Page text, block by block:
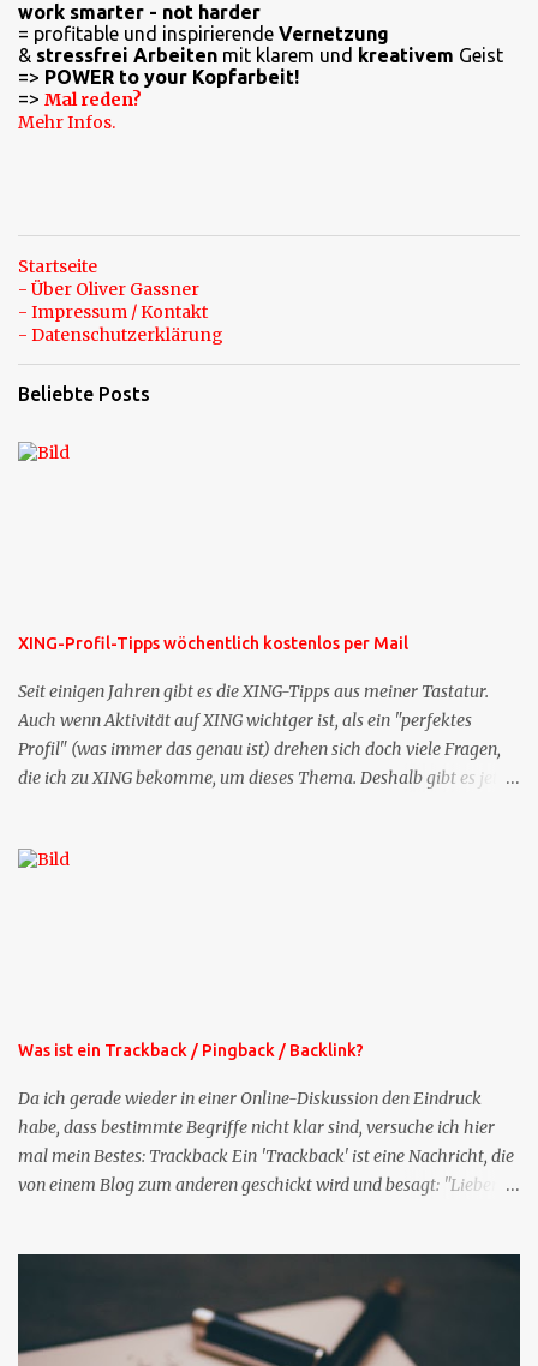
t
a
r
e
work smarter - not harder
= profitable und inspirierende Vernetzung
& stressfrei Arbeiten mit klarem und kreativem Geist
=> POWER to your Kopfarbeit!
=> Mal reden?
Mehr Infos.
Startseite
- Über Oliver Gassner
- Impressum / Kontakt
- Datenschutzerklärung
Beliebte Posts
XING-Profil-Tipps wöchentlich kostenlos per Mail
Seit einigen Jahren gibt es die XING-Tipps aus meiner Tastatur.
Auch wenn Aktivität auf XING wichtger ist, als ein "perfektes
Profil" (was immer das genau ist) drehen sich doch viele Fragen,
die ich zu XING bekomme, um dieses Thema. Deshalb gibt es jetzt
bekommen Sie kostenlos eine weitere Folge. Die Startsequenz ist 16
Was ist ein Trackback / Pingback / Backlink?
Da ich gerade wieder in einer Online-Diskussion den Eindruck
habe, dass bestimmte Begriffe nicht klar sind, versuche ich hier
mal mein Bestes: Trackback Ein 'Trackback' ist eine Nachricht, die
von einem Blog zum anderen geschickt wird und besagt: "Lieber
was ich zu deinem Inhalt zu sagen hatte." Diese
Nachrichtenfunktion wird 'angestoßen' in dem 'mein' Blog an die
'TrackbackURL' des Anderen einen 'Ping' schickt, d.h. ein paar